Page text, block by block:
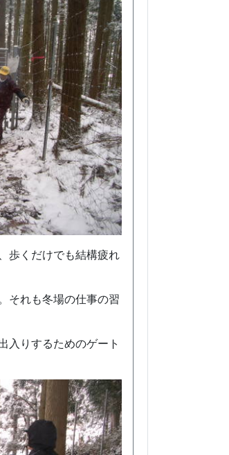
歩くだけでも結構疲れ
それも冬場の仕事の習
入りするためのゲート